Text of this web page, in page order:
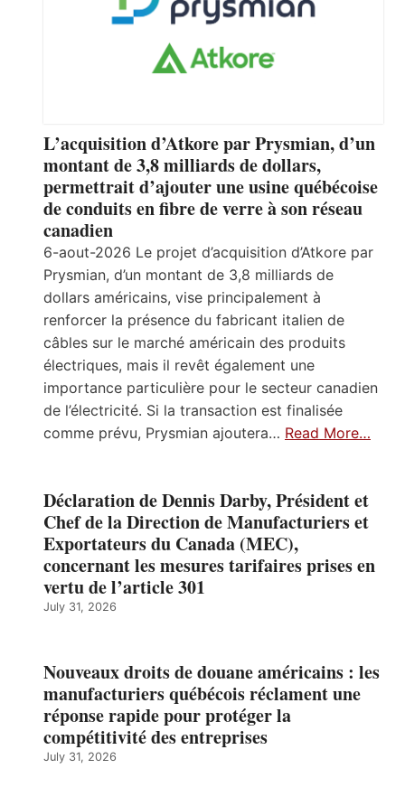
L’acquisition d’Atkore par Prysmian, d’un
montant de 3,8 milliards de dollars,
permettrait d’ajouter une usine québécoise
de conduits en fibre de verre à son réseau
canadien
6-aout-2026 Le projet d’acquisition d’Atkore par
Prysmian, d’un montant de 3,8 milliards de
dollars américains, vise principalement à
renforcer la présence du fabricant italien de
câbles sur le marché américain des produits
électriques, mais il revêt également une
importance particulière pour le secteur canadien
de l’électricité. Si la transaction est finalisée
comme prévu, Prysmian ajoutera… Read More…
Déclaration de Dennis Darby, Président et
Chef de la Direction de Manufacturiers et
Exportateurs du Canada (MEC),
concernant les mesures tarifaires prises en
vertu de l’article 301
July 31, 2026
Nouveaux droits de douane américains : les
manufacturiers québécois réclament une
réponse rapide pour protéger la
compétitivité des entreprises
July 31, 2026